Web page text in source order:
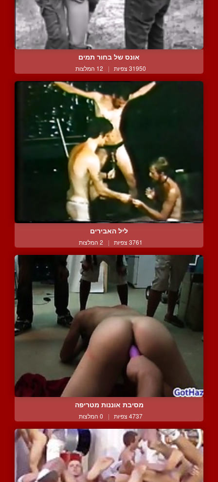
אונס של בחור תמים
31950 צפיות | 12 המלצות
ליל האבירים
3761 צפיות | 2 המלצות
מסיבת אוננות מטריפה
4737 צפיות | 0 המלצות